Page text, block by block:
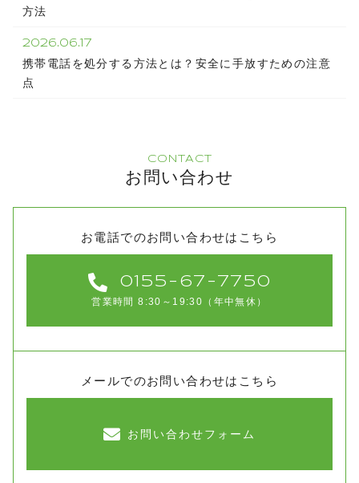
方法
2026.06.17
携帯電話を処分する方法とは？安全に手放すための注意
点
CONTACT
お問い合わせ
お電話でのお問い合わせはこちら
0155-67-7750
営業時間 8:30～19:30（年中無休）
メールでのお問い合わせはこちら
お問い合わせフォーム